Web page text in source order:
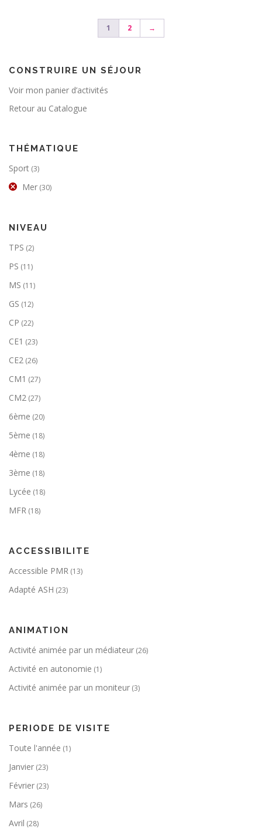
1 2 →
CONSTRUIRE UN SÉJOUR
Voir mon panier d’activités
Retour au Catalogue
THÉMATIQUE
Sport (3)
Mer (30)
NIVEAU
TPS (2)
PS (11)
MS (11)
GS (12)
CP (22)
CE1 (23)
CE2 (26)
CM1 (27)
CM2 (27)
6ème (20)
5ème (18)
4ème (18)
3ème (18)
Lycée (18)
MFR (18)
ACCESSIBILITE
Accessible PMR (13)
Adapté ASH (23)
ANIMATION
Activité animée par un médiateur (26)
Activité en autonomie (1)
Activité animée par un moniteur (3)
PERIODE DE VISITE
Toute l'année (1)
Janvier (23)
Février (23)
Mars (26)
Avril (28)